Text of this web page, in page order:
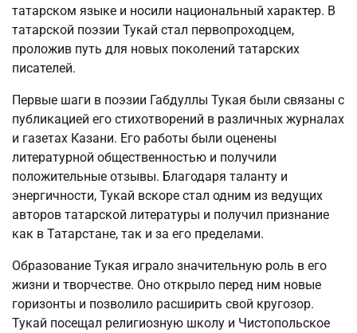
татарском языке и носили национальный характер. В
татарской поэзии Тукай стал первопроходцем,
проложив путь для новых поколений татарских
писателей.
Первые шаги в поэзии Габдуллы Тукая были связаны с
публикацией его стихотворений в различных журналах
и газетах Казани. Его работы были оценены
литературной общественностью и получили
положительные отзывы. Благодаря таланту и
энергичности, Тукай вскоре стал одним из ведущих
авторов татарской литературы и получил признание
как в Татарстане, так и за его пределами.
Образование Тукая играло значительную роль в его
жизни и творчестве. Оно открыло перед ним новые
горизонты и позволило расширить свой кругозор.
Тукай посещал религиозную школу и Чистопольское